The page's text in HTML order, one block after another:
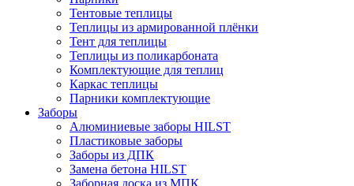
Тентовые теплицы
Теплицы из армированной плёнки
Тент для теплицы
Теплицы из поликарбоната
Комплектующие для теплиц
Каркас теплицы
Парники комплектующие
Заборы
Алюминиевые заборы HILST
Пластиковые заборы
Заборы из ДПК
Замена бетона HILST
Заборная доска из МПК